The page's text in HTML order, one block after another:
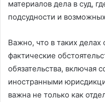
материалов дела в суд,
подсудности и
Важно, что в таких делах
фактические
обязательства, включая
иностранными
важна не только как